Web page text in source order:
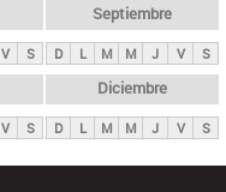
V S
Septiembre
D L M M J V S
V S
Diciembre
D L M M J V S